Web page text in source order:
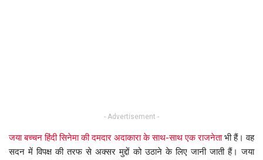
- Advertisement -
जया बच्चन हिंदी सिनेमा की दमदार अदाकारा के साथ-साथ एक राजनेताभी हैं। वह
सदन में विपक्ष की तरफ से अक्सर मुद्दों को उठाने के लिए जानी जाती हैं। जया